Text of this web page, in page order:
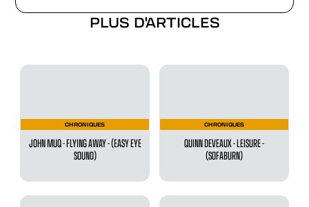
PLUS D'ARTICLES
CHRONIQUES
JOHN MUQ - FLYING AWAY - (EASY EYE
SOUND)
CHRONIQUES
QUINN DEVEAUX - LEISURE -
(SOFABURN)